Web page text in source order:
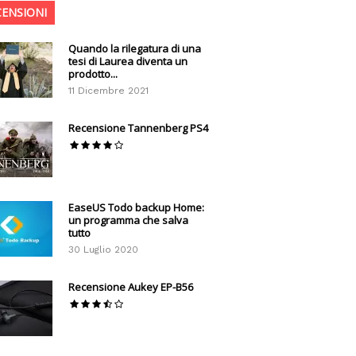
Quando la rilegatura di una
tesi di Laurea diventa un
prodotto...
11 Dicembre 2021
Recensione Tannenberg PS4
EaseUS Todo backup Home:
un programma che salva
tutto
30 Luglio 2020
Recensione Aukey EP-B56